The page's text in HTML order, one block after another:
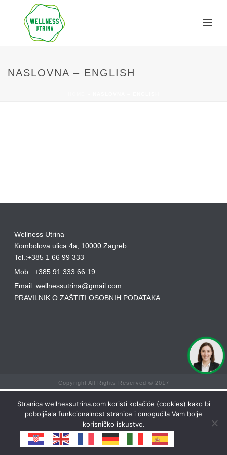
NASLOVNA – ENGLISH
Wellness Utrina
Kombolova ulica 4a, 10000 Zagreb
Tel.:+385 1 66 99 333
Mob.: +385 91 333 66 19
Email: wellnessutrina@gmail.com
PRAVILNIK O ZAŠTITI OSOBNIH PODATAKA
Copyright All Rights Reserved © 2017
Stranica wellnessutrina.com koristi kolačiće (cookies) kako bi
poboljšala funkcionalnost stranice i omogućila Vam bolje
korisničko iskustvo.
Ok